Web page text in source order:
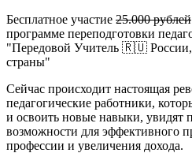
Бесплатное участие 25.000 рублей
программе переподготовки
"Передовой Учитель 🇷🇺 России,
страны"
Сейчас происходит настоящая
педагогические работники,
и освоить новые навыки, увидят
возможности для эффективного
профессии и увеличения дохода.